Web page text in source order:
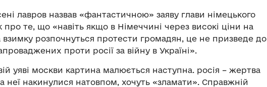
лавров назвав «фантастичною» заяву глави німецького
те, що «навіть якщо в Німеччині через високі ціни на
взимку розпочнуться протести громадян, це не призведе до
проти росії за війну в Україні».
уяві москви картина малюється наступна. росія – жертва
неї накинулися натовпом, хочуть «зламати». Справжній